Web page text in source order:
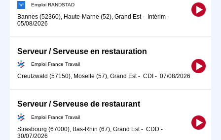
Emploi RANDSTAD
Bannes (52360), Haute-Marne (52), Grand Est- Intérim -
05/08/2026
Serveur / Serveuse en restauration
Emploi France Travail
Creutzwald (57150), Moselle (57), Grand Est- CDI - 07/08/2026
Serveur / Serveuse de restaurant
Emploi France Travail
Strasbourg (67000), Bas-Rhin (67), Grand Est- CDD -
30/07/2026